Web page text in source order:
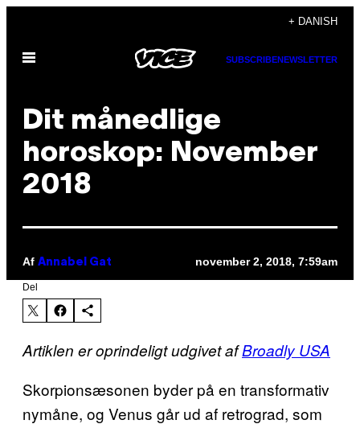
indhold
+ DANISH
Åbn
SUBSCRIBENEWSLETTER
Dit månedlige
horoskop: November
2018
Af Annabel Gat november 2, 2018, 7:59am
Del
Artiklen er oprindeligt udgivet afBroadly USA
Skorpionsæsonen byder på en transformativ
nymåne, og Venus går ud af retrograd, som